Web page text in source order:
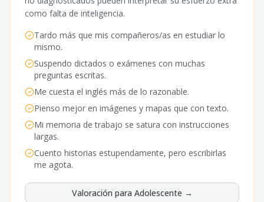
como falta de inteligencia.
Tardo más que mis compañeros/as en estudiar lo
mismo.
Suspendo dictados o exámenes con muchas
preguntas escritas.
Me cuesta el inglés más de lo razonable.
Pienso mejor en imágenes y mapas que con texto.
Mi memoria de trabajo se satura con instrucciones
largas.
Cuento historias estupendamente, pero escribirlas
me agota.
Valoración para Adolescente →